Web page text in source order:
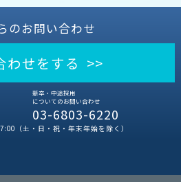
のお問い合わせ
わせをする >>
新卒・中途採用
についてのお問い合わせ
03-6803-6220
（土・日・祝・年末年始を除く）